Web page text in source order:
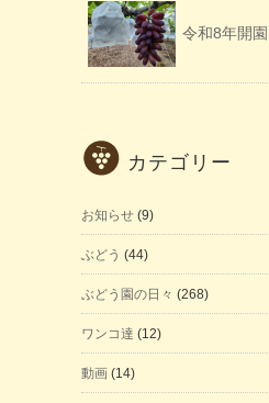
令和8年開園
カテゴリー
お知らせ (9)
ぶどう (44)
ぶどう園の日々 (268)
ワンコ達 (12)
動画 (14)